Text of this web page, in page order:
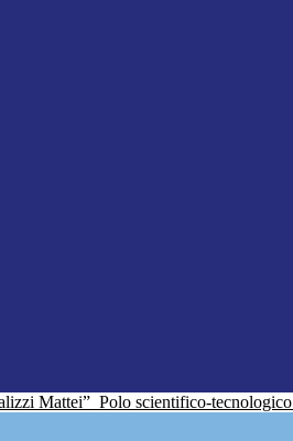
Mattei” Polo scientifico-tecnologico